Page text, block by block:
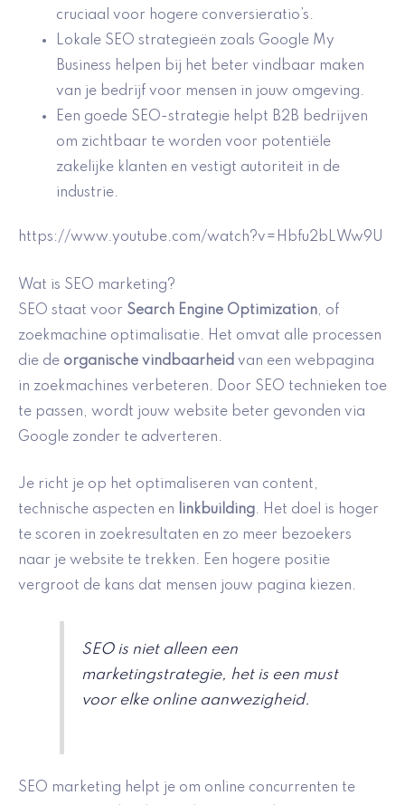
cruciaal voor hogere conversieratio’s.
Lokale SEO strategieën zoals Google My
Business helpen bij het beter vindbaar maken
van je bedrijf voor mensen in jouw omgeving.
Een goede SEO-strategie helpt B2B bedrijven
om zichtbaar te worden voor potentiële
zakelijke klanten en vestigt autoriteit in de
industrie.
https://www.youtube.com/watch?v=Hbfu2bLWw9U
Wat is SEO marketing?
SEO staat voor Search Engine Optimization, of
zoekmachine optimalisatie. Het omvat alle processen
die de organische vindbaarheid van een webpagina
in zoekmachines verbeteren. Door SEO technieken toe
te passen, wordt jouw website beter gevonden via
Google zonder te adverteren.
Je richt je op het optimaliseren van content,
technische aspecten en
linkbuilding. Het doel is hoger
te scoren in zoekresultaten en zo meer bezoekers
naar je website te trekken. Een hogere positie
vergroot de kans dat mensen jouw pagina kiezen.
SEO is niet alleen een
marketingstrategie, het is een must
voor elke online aanwezigheid.
SEO marketing helpt je om online concurrenten te